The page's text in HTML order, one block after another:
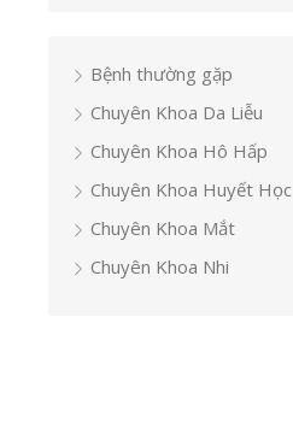
Bệnh thường gặp
Chuyên Khoa Da Liễu
Chuyên Khoa Hô Hấp
Chuyên Khoa Huyết Học
Chuyên Khoa Mắt
Chuyên Khoa Nhi